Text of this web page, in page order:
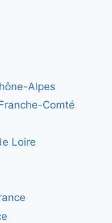
Alpes
Comté
Loire